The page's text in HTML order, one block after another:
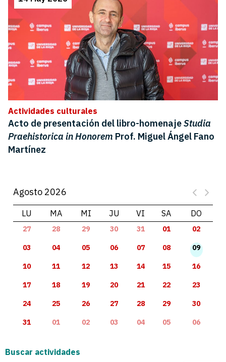
Actividades culturales
Acto de presentación del libro-homenajeStudia
Praehistorica in Honorem Prof. Miguel Ángel Fano
Martínez
Agosto 2026
LU MA MI JU VI SA DO
27 28 29 30 31 01 02
03 04 05 06 07 08 09
10 11 12 13 14 15 16
17 18 19 20 21 22 23
24 25 26 27 28 29 30
31 01 02 03 04 05 06
Buscar actividades